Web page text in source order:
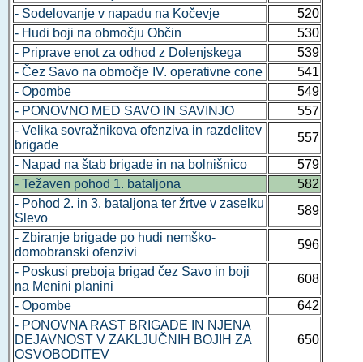
- Sodelovanje v napadu na Kočevje
520
- Hudi boji na območju Občin
530
- Priprave enot za odhod z Dolenjskega
539
- Čez Savo na območje IV. operativne cone
541
- Opombe
549
- PONOVNO MED SAVO IN SAVINJO
557
- Velika sovražnikova ofenziva in razdelitev
brigade
557
- Napad na štab brigade in na bolnišnico
579
- Težaven pohod 1. bataljona
582
- Pohod 2. in 3. bataljona ter žrtve v zaselku
Slevo
589
- Zbiranje brigade po hudi nemško-
domobranski ofenzivi
596
- Poskusi preboja brigad čez Savo in boji
na Menini planini
608
- Opombe
642
- PONOVNA RAST BRIGADE IN NJENA
DEJAVNOST V ZAKLJUČNIH BOJIH ZA
OSVOBODITEV
650